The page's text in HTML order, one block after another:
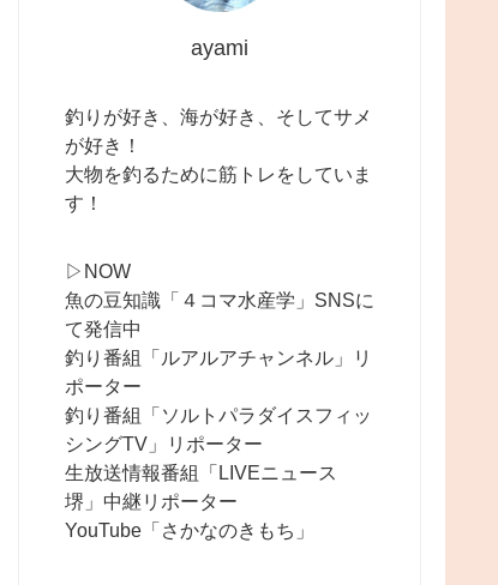
ayami
釣りが好き、海が好き、そしてサメ
が好き！
大物を釣るために筋トレをしていま
す！
▷NOW
魚の豆知識「４コマ水産学」SNSに
て発信中
釣り番組「ルアルアチャンネル」リ
ポーター
釣り番組「ソルトパラダイスフィッ
シングTV」リポーター
生放送情報番組「LIVEニュース
堺」中継リポーター
YouTube「さかなのきもち」